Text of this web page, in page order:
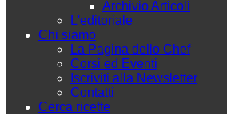
Archivio Articoli
L'editoriale
Chi siamo
La Pagina dello Chef
Corsi ed Eventi
Iscriviti alla Newsletter
Contatti
Cerca ricette